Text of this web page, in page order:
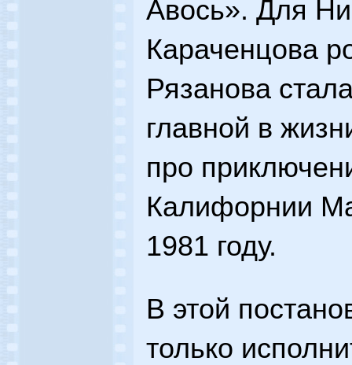
Авось». Для
Караченцова
Рязанова
главной в
про
Калифорнии
1981 году.
В этой
только